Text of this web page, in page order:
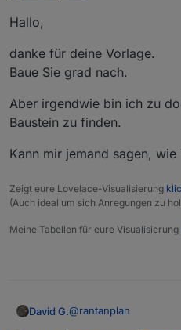
Steuerzeichen
Hier der geänderte
Spoiler
Hallo,
danke für deine Vorlage.
Baue Sie grad nach.
Aber irgendwie bin ich zu
Baustein zu finden.
Kann mir jemand sagen,
Zeigt eure Lovelace-Visualisierung
(Auch ideal um sich Anregungen zu
Meine Tabellen für eure Visualisierung
David G.@rantanplan